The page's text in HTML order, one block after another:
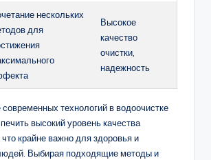
нескольких
для
Высокое
качество
очистки,
надежность
технологий в водоочистке
высокий уровень качества
крайне важно для здоровья и
Выбирая подходящие методы и